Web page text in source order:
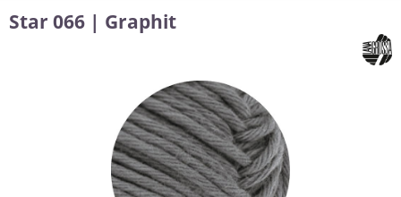
Star 066 | Graphit